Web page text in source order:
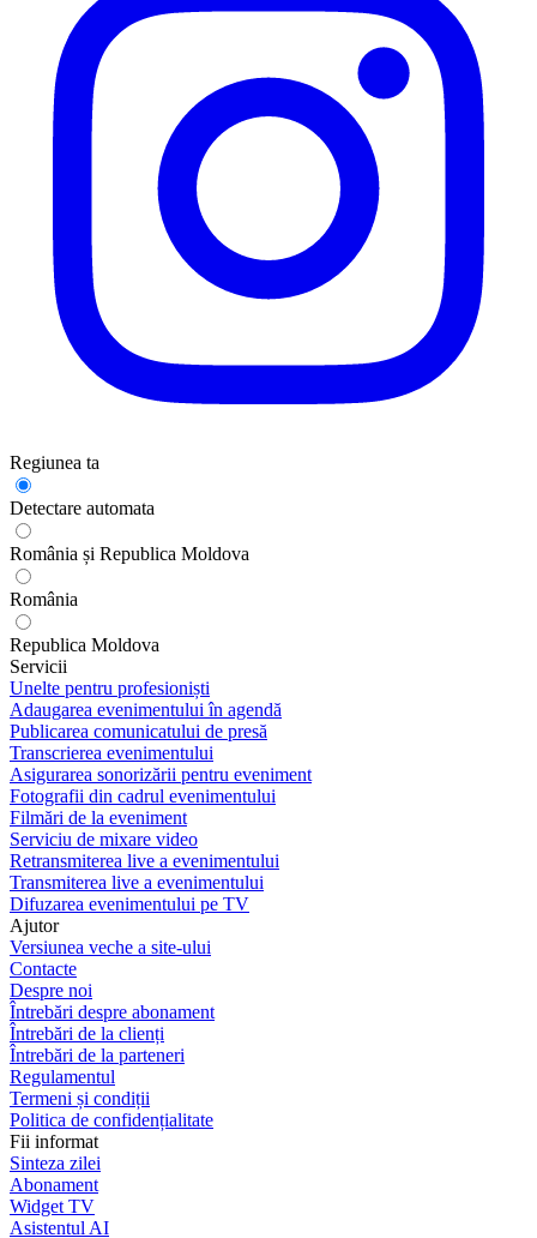
Regiunea ta
Detectare automata
România și Republica Moldova
România
Republica Moldova
Servicii
Unelte pentru profesioniști
Adaugarea evenimentului în agendă
Publicarea comunicatului de presă
Transcrierea evenimentului
Asigurarea sonorizării pentru eveniment
Fotografii din cadrul evenimentului
Filmări de la eveniment
Serviciu de mixare video
Retransmiterea live a evenimentului
Transmiterea live a evenimentului
Difuzarea evenimentului pe TV
Ajutor
Versiunea veche a site-ului
Contacte
Despre noi
Întrebări despre abonament
Întrebări de la clienți
Întrebări de la parteneri
Regulamentul
Termeni și condiții
Politica de confidențialitate
Fii informat
Sinteza zilei
Abonament
Widget TV
Asistentul AI